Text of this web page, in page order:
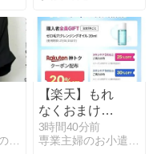
つのこと
専業主婦もちこのお得活動&節約ブログ
【楽天】もれ
なくおまけも
らえる！
CLIO590
3時間40分前
専業主婦のお小遣い稼ぎはじめました。